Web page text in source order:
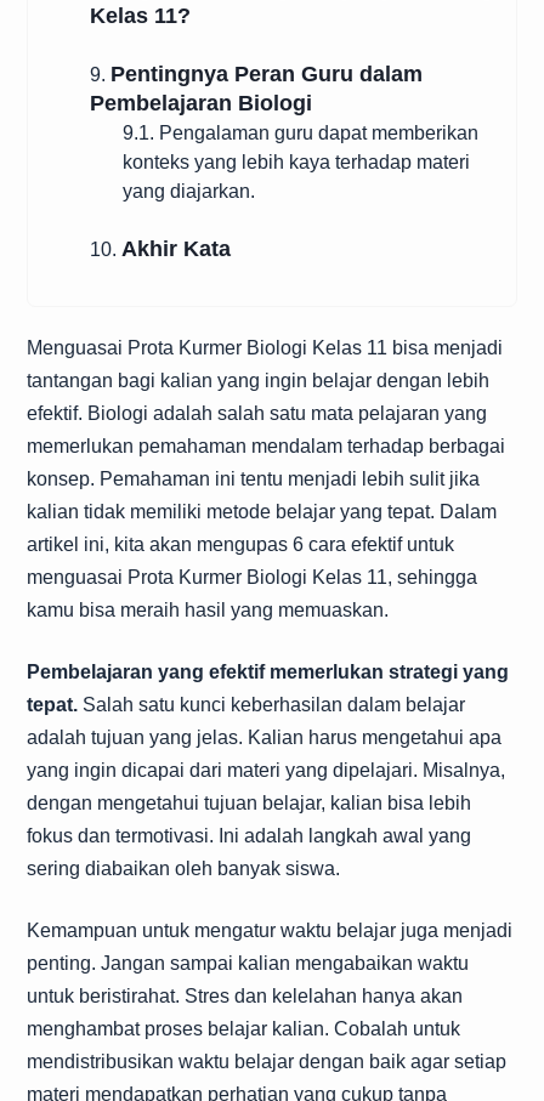
Kelas 11?
9. Pentingnya Peran Guru dalam
Pembelajaran Biologi
9.1. Pengalaman guru dapat memberikan
konteks yang lebih kaya terhadap materi
yang diajarkan.
10. Akhir Kata
Menguasai Prota Kurmer Biologi Kelas 11 bisa menjadi
tantangan bagi kalian yang ingin belajar dengan lebih
efektif. Biologi adalah salah satu mata pelajaran yang
memerlukan pemahaman mendalam terhadap berbagai
konsep. Pemahaman ini tentu menjadi lebih sulit jika
kalian tidak memiliki metode belajar yang tepat. Dalam
artikel ini, kita akan mengupas 6 cara efektif untuk
menguasai Prota Kurmer Biologi Kelas 11, sehingga
kamu bisa meraih hasil yang memuaskan.
Pembelajaran yang efektif memerlukan strategi yang
tepat. Salah satu kunci keberhasilan dalam belajar
adalah tujuan yang jelas. Kalian harus mengetahui apa
yang ingin dicapai dari materi yang dipelajari. Misalnya,
dengan mengetahui tujuan belajar, kalian bisa lebih
fokus dan termotivasi. Ini adalah langkah awal yang
sering diabaikan oleh banyak siswa.
Kemampuan untuk mengatur waktu belajar juga menjadi
penting. Jangan sampai kalian mengabaikan waktu
untuk beristirahat. Stres dan kelelahan hanya akan
menghambat proses belajar kalian. Cobalah untuk
mendistribusikan waktu belajar dengan baik agar setiap
materi mendapatkan perhatian yang cukup tanpa